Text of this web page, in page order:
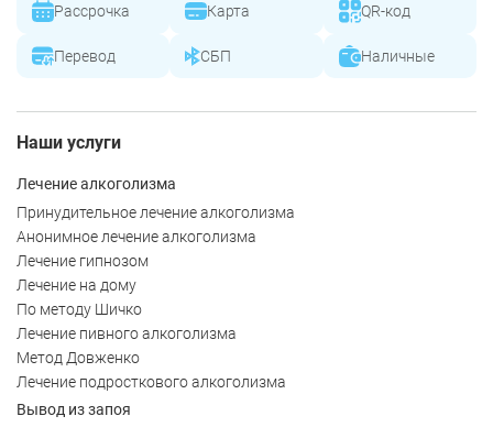
Рассрочка Карта QR-код
Перевод СБП Наличные
Наши услуги
Лечение алкоголизма
Принудительное лечение алкоголизма
Анонимное лечение алкоголизма
Лечение гипнозом
Лечение на дому
По методу Шичко
Лечение пивного алкоголизма
Метод Довженко
Лечение подросткового алкоголизма
Вывод из запоя